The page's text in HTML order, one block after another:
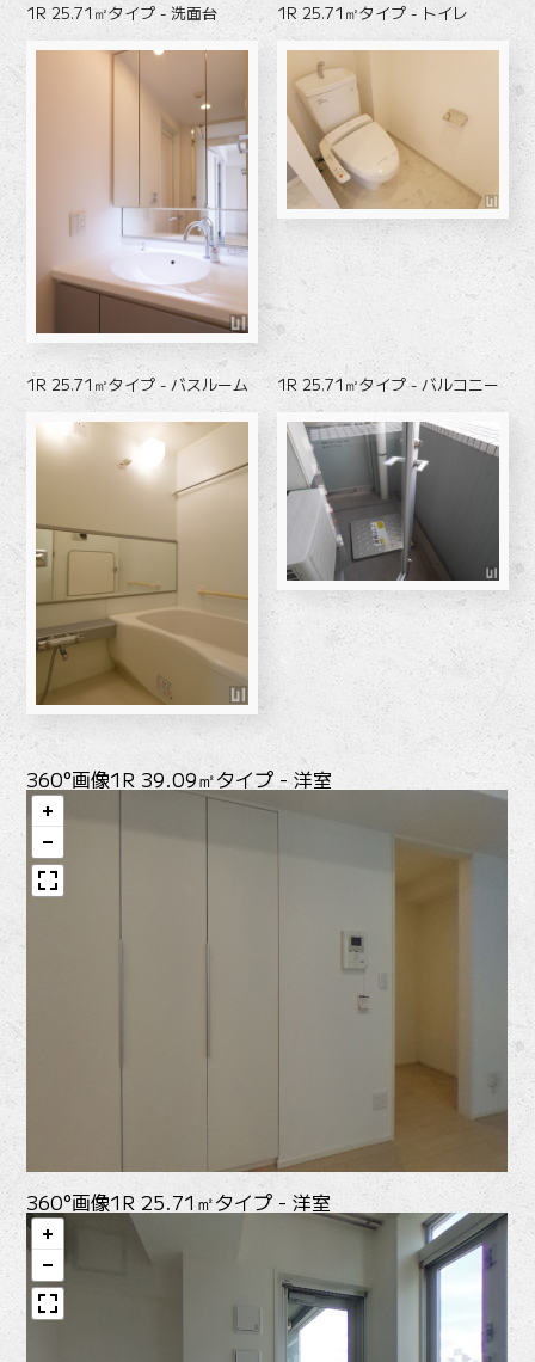
1R 25.71㎡タイプ - 洗面台 1R 25.71㎡タイプ - トイレ
1R 25.71㎡タイプ - バスルーム 1R 25.71㎡タイプ - バルコニー
360°画像1R 39.09㎡タイプ - 洋室
360°画像1R 25.71㎡タイプ - 洋室